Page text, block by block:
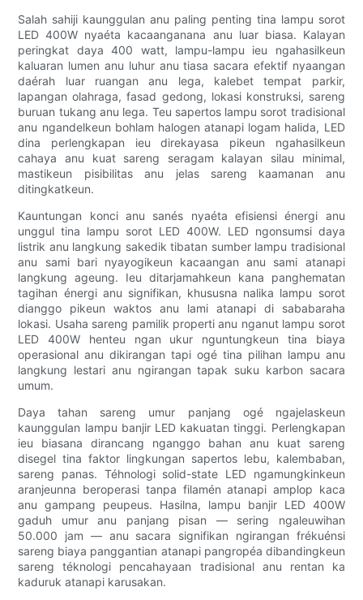
Salah sahiji kaunggulan anu paling penting tina lampu sorot
LED 400W nyaéta kacaanganana anu luar biasa. Kalayan
peringkat daya 400 watt, lampu-lampu ieu ngahasilkeun
kaluaran lumen anu luhur anu tiasa sacara efektif nyaangan
daérah luar ruangan anu lega, kalebet tempat parkir,
lapangan olahraga, fasad gedong, lokasi konstruksi, sareng
buruan tukang anu lega. Teu sapertos lampu sorot tradisional
anu ngandelkeun bohlam halogen atanapi logam halida, LED
dina perlengkapan ieu direkayasa pikeun ngahasilkeun
cahaya anu kuat sareng seragam kalayan silau minimal,
mastikeun pisibilitas anu jelas sareng kaamanan anu
ditingkatkeun.
Kauntungan konci anu sanés nyaéta efisiensi énergi anu
unggul tina lampu sorot LED 400W. LED ngonsumsi daya
listrik anu langkung sakedik tibatan sumber lampu tradisional
anu sami bari nyayogikeun kacaangan anu sami atanapi
langkung ageung. Ieu ditarjamahkeun kana panghematan
tagihan énergi anu signifikan, khususna nalika lampu sorot
dianggo pikeun waktos anu lami atanapi di sababaraha
lokasi. Usaha sareng pamilik properti anu nganut lampu sorot
LED 400W henteu ngan ukur nguntungkeun tina biaya
operasional anu dikirangan tapi ogé tina pilihan lampu anu
langkung lestari anu ngirangan tapak suku karbon sacara
umum.
Daya tahan sareng umur panjang ogé ngajelaskeun
kaunggulan lampu banjir LED kakuatan tinggi. Perlengkapan
ieu biasana dirancang nganggo bahan anu kuat sareng
disegel tina faktor lingkungan sapertos lebu, kalembaban,
sareng panas. Téhnologi solid-state LED ngamungkinkeun
aranjeunna beroperasi tanpa filamén atanapi amplop kaca
anu gampang peupeus. Hasilna, lampu banjir LED 400W
gaduh umur anu panjang pisan — sering ngaleuwihan
50.000 jam — anu sacara signifikan ngirangan frékuénsi
sareng biaya panggantian atanapi pangropéa dibandingkeun
sareng téknologi pencahayaan tradisional anu rentan ka
kaduruk atanapi karusakan.